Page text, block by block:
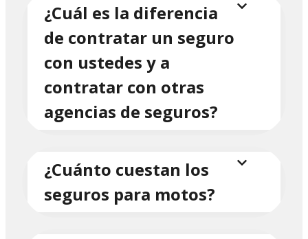
¿Cuál es la diferencia
de contratar un seguro
con ustedes y a
contratar con otras
agencias de seguros?
¿Cuánto cuestan los
seguros para motos?